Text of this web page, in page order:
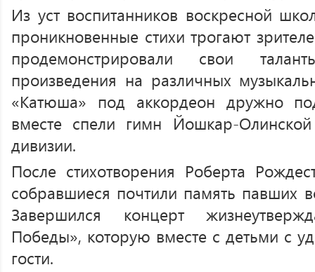
Из уст воспитанников воскресной
проникновенные стихи трогают
продемонстрировали свои
произведения на различных
«Катюша» под аккордеон дружно
вместе спели гимн Йошкар-
дивизии.
После стихотворения Роберта
собравшиеся почтили память павших
Завершился концерт
Победы», которую вместе с детьми с
гости.